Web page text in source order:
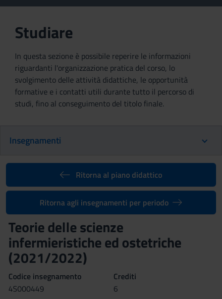
Studiare
In questa sezione è possibile reperire le informazioni
riguardanti l'organizzazione pratica del corso, lo
svolgimento delle attività didattiche, le opportunità
formative e i contatti utili durante tutto il percorso di
studi, fino al conseguimento del titolo finale.
Insegnamenti
Ritorna al piano didattico
Ritorna agli insegnamenti per periodo
Teorie delle scienze
infermieristiche ed ostetriche
(2021/2022)
Codice insegnamento
4S000449
Crediti
6